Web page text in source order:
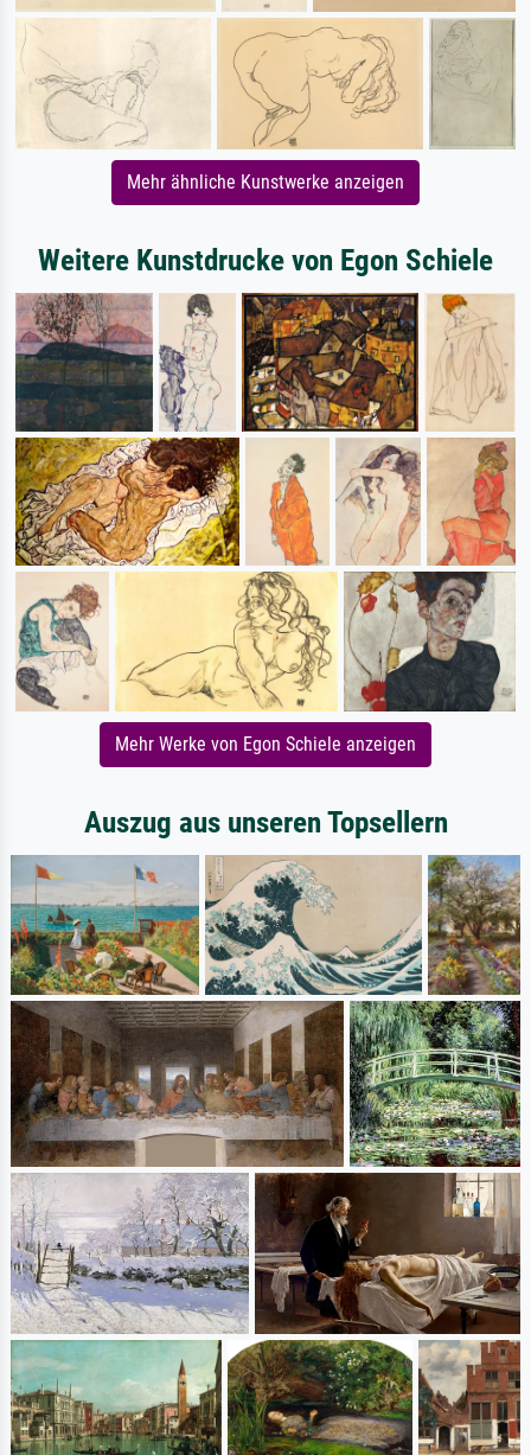
Mehr ähnliche Kunstwerke anzeigen
Weitere Kunstdrucke von Egon Schiele
Mehr Werke von Egon Schiele anzeigen
Auszug aus unseren Topsellern